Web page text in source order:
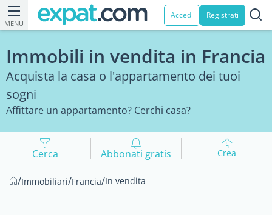
MENU
Accedi Registrati
Immobili in vendita in Francia
Acquista la casa o l'appartamento dei tuoi
sogni
Affittare un appartamento? Cerchi casa?
Cerca Abbonati gratis Crea
/Immobiliari/Francia/In vendita